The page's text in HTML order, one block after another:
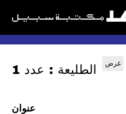
الطليعة : عدد 1 غرض
عنوان